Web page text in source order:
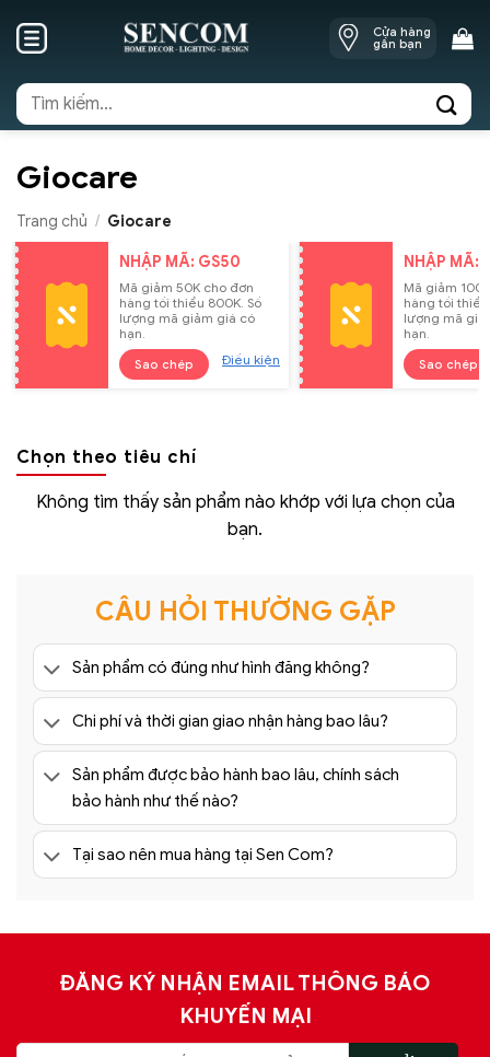
Cửa hàng
gần bạn
Tìm
kiếm:
Giocare
Trang chủ / Giocare
NHẬP MÃ: GS50
Mã giảm 50K cho đơn
hàng tối thiểu 800K. Số
lượng mã giảm giá có
hạn.
Sao chép Điều kiện
NHẬP MÃ:
Mã giảm
hàng tối thiểu
lượng mã
hạn.
Sao chép
Chọn theo tiêu chí
Không tìm thấy sản phẩm nào khớp với lựa chọn của
bạn.
CÂU HỎI THƯỜNG GẶP
Sản phẩm có đúng như hình đăng không?
Chi phí và thời gian giao nhận hàng bao lâu?
Sản phẩm được bảo hành bao lâu, chính sách
bảo hành như thế nào?
Tại sao nên mua hàng tại Sen Com?
ĐĂNG KÝ NHẬN EMAIL THÔNG BÁO
KHUYẾN MẠI